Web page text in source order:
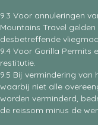
9.3 Voor annuleringen
Mountains Travel
desbetreffende
9.4 Voor Gorilla Permits
restitutie.
9.5 Bij vermindering
waarbij niet alle
worden verminderd,
de reissom minus de